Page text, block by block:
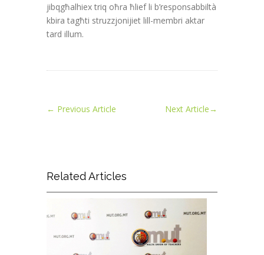
jibqgħalhiex triq oħra ħlief li b’responsabbiltà
kbira tagħti struzzjonijiet lill-membri aktar
tard illum.
← Previous Article Next Article→
Related Articles